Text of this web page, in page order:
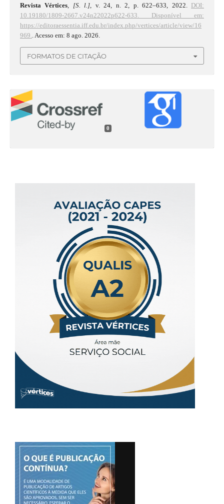
Revista Vértices, [S. l.], v. 24, n. 2, p. 622–633, 2022. DOI:
10.19180/1809-2667.v24n22022p622-633. Disponível em:
https://editoraessentia.iff.edu.br/index.php/vertices/article/view/16
969.. Acesso em: 8 ago. 2026.
FORMATOS DE CITAÇÃO
0